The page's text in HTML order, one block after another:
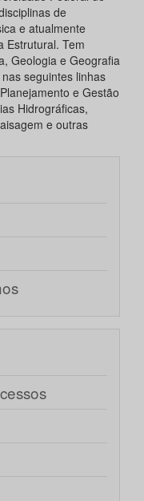
de
e atualmente
Estrutural. Tem
Geologia e Geografia
seguintes linhas
e Gestão
Hidrográficas,
e outras